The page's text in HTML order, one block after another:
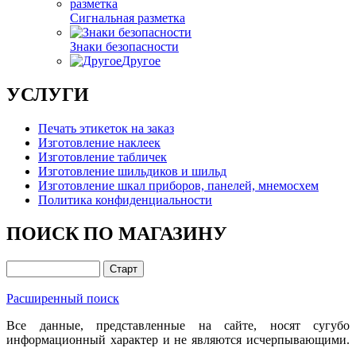
Сигнальная разметка
Знаки безопасности
Другое
УСЛУГИ
Печать этикеток на заказ
Изготовление наклеек
Изготовление табличек
Изготовление шильдиков и шильд
Изготовление шкал приборов, панелей, мнемосхем
Политика конфиденциальности
ПОИСК ПО МАГАЗИНУ
Расширенный поиск
Все данные, представленные на сайте, носят сугубо
информационный характер и не являются исчерпывающими.